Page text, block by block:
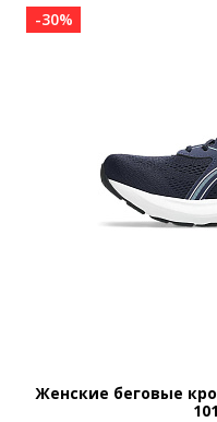
-30%
Женские беговые